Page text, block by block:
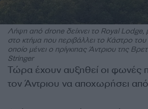
Λήψη από drone δείχνει το Royal Lodge,
στο κτήμα που περιβάλλει το Κάστρο
οποίο μένει ο πρίγκιπας Άντριου της
Stringer
Τώρα έχουν αυξηθεί οι φωνές
τον Άντριου να αποχωρήσει